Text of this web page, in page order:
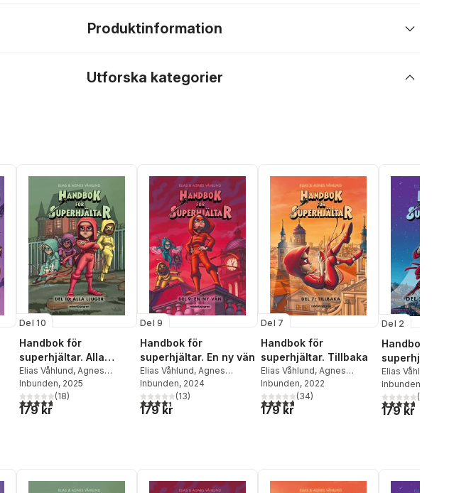
Produktinformation
Utforska kategorier
röster:
Del 10
Handbok för
superhjältar. Alla
ljuger
Elias Våhlund, Agnes
Våhlund
Inbunden, 2025
4,7utav 5 stjärnor. Totalt antal röster:
(18)
179 kr
Del 9
Handbok för
superhjältar. En ny vän
Elias Våhlund, Agnes
Våhlund
Inbunden, 2024
4,4utav 5 stjärnor. Totalt antal röster:
(13)
179 kr
Del 7
Handbok för
superhjältar. Tillbaka
Elias Våhlund, Agnes
Våhlund
Inbunden, 2022
4,7utav 5 stjärnor. Totalt antal röster:
(34)
179 kr
Del 2
Handbok för
superhjältar.
masken
Elias Våhlund
Våhlund
Inbunden
4,7utav 5(
179 kr